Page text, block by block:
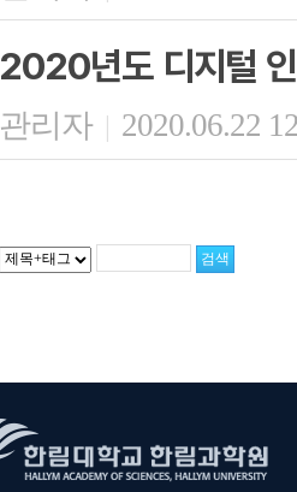
2020년도 디지털
관리자 | 2020.06.22